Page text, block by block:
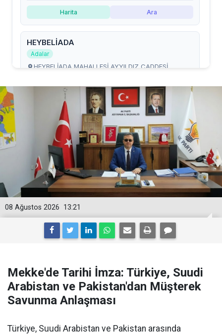
13:21
08 Ağustos 2026
Mekke'de Tarihi İmza: Türkiye, Suudi
Arabistan ve Pakistan'dan Müşterek
Savunma Anlaşması
Türkiye, Suudi Arabistan ve Pakistan arasında